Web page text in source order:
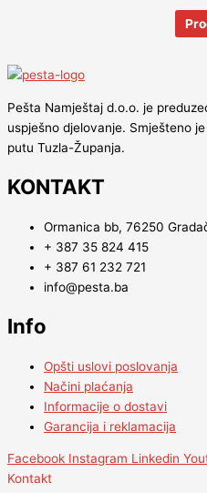
Pešta Namještaj d.o.o. je
uspješno djelovanje. Smješteno
putu Tuzla-Županja.
KONTAKT
Ormanica bb, 76250
+ 387 35 824 415
+ 387 61 232 721
info@pesta.ba
Info
Opšti uslovi poslovanja
Načini plaćanja
Informacije o dostavi
Garancija i reklamacija
Facebook Instagram Linkedin
Kontakt